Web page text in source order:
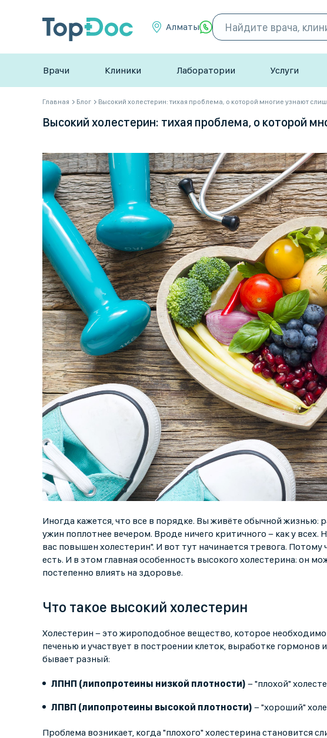
Алматы
Врачи Клиники Лаборатории Услуги
Главная Блог Высокий холестерин: тихая проблема, о которой многие узнают
Высокий холестерин: тихая проблема, о которой
Иногда кажется, что все в порядке. Вы живёте обычной жизнью:
ужин поплотнее вечером. Вроде ничего критичного − как у
вас повышен холестерин". И вот тут начинается тревога. Потому
есть. И в этом главная особенность высокого холестерина: он
постепенно влиять на здоровье.
Что такое высокий холестерин
Холестерин − это жироподобное вещество, которое
печенью и участвует в построении клеток, выработке
бывает разный:
ЛПНП (липопротеины низкой плотности) − "плохой"
ЛПВП (липопротеины высокой плотности) − "хороший"
Проблема возникает, когда "плохого" холестерина становится